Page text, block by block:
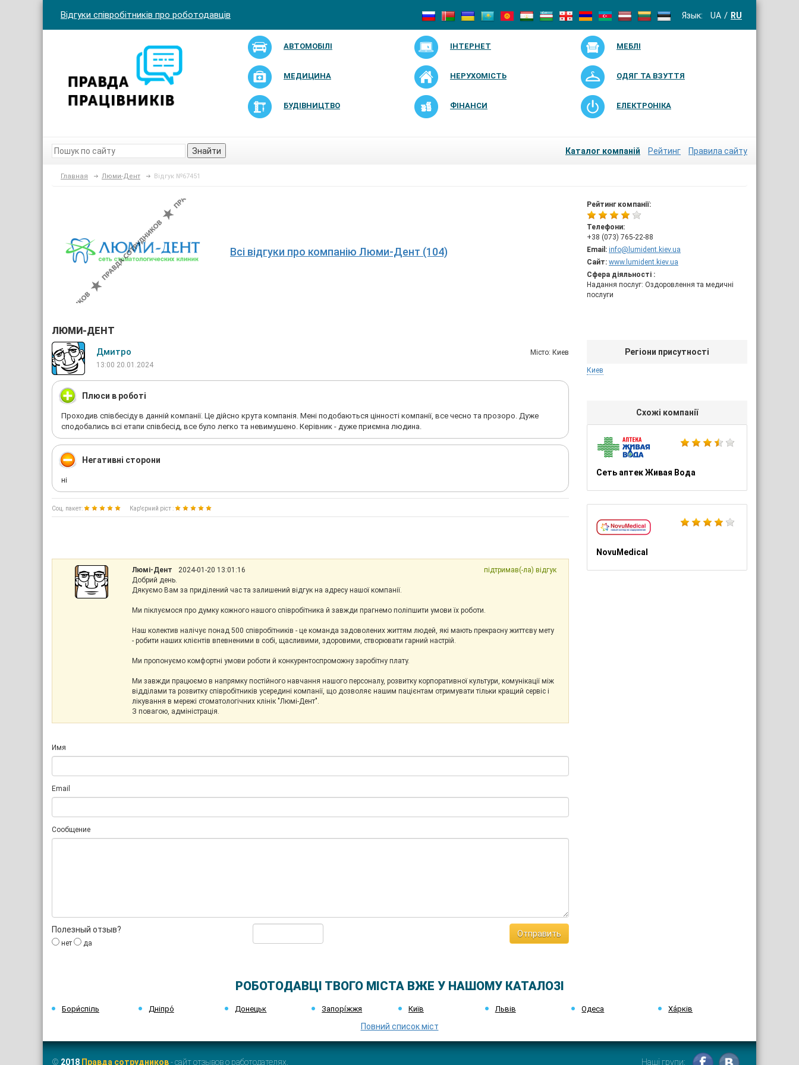
Відгуки співробітників про роботодавців Язык: UA RU
АВТОМОБІЛІ ІНТЕРНЕТ МЕБЛІ
МЕДИЦИНА НЕРУХОМІСТЬ ОДЯГ ТА ВЗУТТЯ
БУДІВНИЦТВО ФІНАНСИ ЕЛЕКТРОНІКА
Знайти Каталог компаній Рейтинг Правила сайту
Главная Люми-Дент Відгук №67451
Всі відгуки про компанію Люми-Дент (104)
Рейтинг компанії:
Телефони:
+38 (073) 765-22-88
Email: info@lumident.kiev.ua
Сайт: www.lumident.kiev.ua
Сфера діяльності :
Надання послуг: Оздоровлення та медичні
послуги
ЛЮМИ-ДЕНТ
Дмитро
13:00 20.01.2024
Мiсто: Киев
Плюси в роботі
Проходив співбесіду в данній компанії. Це дійсно крута компанія. Мені подобаються цінності компанії, все чесно та прозоро. Дуже
сподобались всі етапи співбесід, все було легко та невимушено. Керівник - дуже приємна людина.
Негативні сторони
ні
Соц. пакет: Кар'єрний ріст :
Люмі-Дент 2024-01-20 13:01:16
підтримав(-ла) відгук
Добрий день.
Дякуємо Вам за приділений час та залишений відгук на адресу нашої компанії.
Ми піклуємося про думку кожного нашого співробітника й завжди прагнемо поліпшити умови їх роботи.
Наш колектив налічує понад 500 співробітників - це команда задоволених життям людей, які мають прекрасну життєву мету
- робити наших клієнтів впевненими в собі, щасливими, здоровими, створювати гарний настрій.
Ми пропонуємо комфортні умови роботи й конкурентоспроможну заробітну плату.
Ми завжди працюємо в напрямку постійного навчання нашого персоналу, розвитку корпоративної культури, комунікації між
відділами та розвитку співробітників усередині компанії, що дозволяє нашим пацієнтам отримувати тільки кращий сервіс і
лікування в мережі стоматологічних клінік "Люмі-Дент".
З повагою, адміністрація.
Имя
Email
Сообщение
Полезный отзыв?
нет да
Отправить
Регіони присутності
Киев
Схожі компанії
Сеть аптек Живая Вода
NovuMedical
РОБОТОДАВЦІ ТВОГО МІСТА ВЖЕ У НАШОМУ КАТАЛОЗІ
Бори́спіль Дніпро́ Донецьк Запорі́жжя Київ Львів Одеса Ха́рків
Повний список міст
© 2018 Правда сотрудников- сайт отзывов о работодателях. Наші групи: